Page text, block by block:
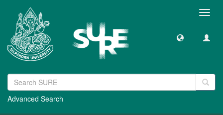
Advanced Search